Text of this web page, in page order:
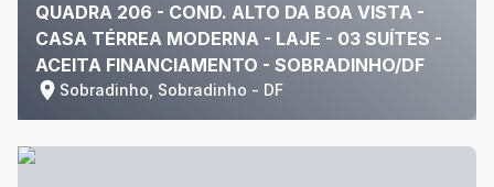
QUADRA 206 - COND. ALTO DA BOA VISTA -
CASA TÉRREA MODERNA - LAJE - 03 SUÍTES -
ACEITA FINANCIAMENTO - SOBRADINHO/DF
Sobradinho, Sobradinho - DF